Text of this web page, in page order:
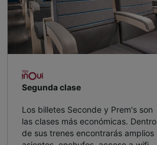
Segunda clase
Los billetes Seconde y Prem's son
las clases más económicas. Dentro
de sus trenes encontrarás amplios